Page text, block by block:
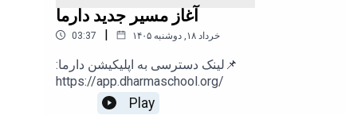
https://app.dharmaschool.org/
آغاز مسیر جدید دارما
03:37 | ۱۴۰۵ خرداد ۱۸, دوشنبه
:لینک دسترسی به اپلیکیشن دارما📌
https://app.dharmaschool.org/
Play